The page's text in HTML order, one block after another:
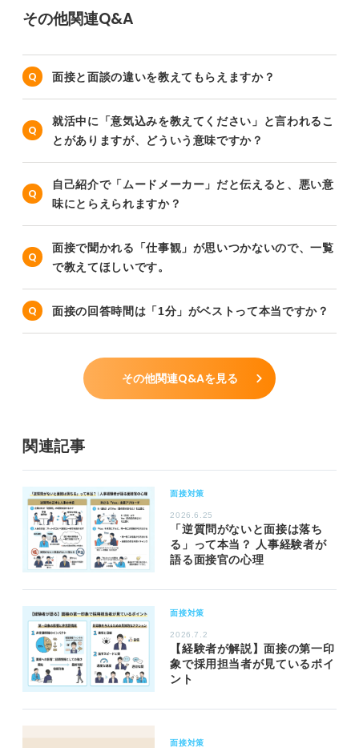
その他関連Q&A
面接と面談の違いを教えてもらえますか？
就活中に「意気込みを教えてください」と言われるこ
とがありますが、どういう意味ですか？
自己紹介で「ムードメーカー」だと伝えると、悪い意
味にとらえられますか？
面接で聞かれる「仕事観」が思いつかないので、一覧
で教えてほしいです。
面接の回答時間は「1分」がベストって本当ですか？
その他関連Q&Aを見る
関連記事
面接対策
2026.6.25
「逆質問がないと面接は落ち
る」って本当？ 人事経験者が
語る面接官の心理
面接対策
2026.7.2
【経験者が解説】面接の第一印
象で採用担当者が見ているポイ
ント
面接対策